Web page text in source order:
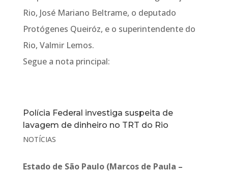
Rio, José Mariano Beltrame, o deputado
Protógenes Queiróz, e o superintendente do
Rio, Valmir Lemos.
Segue a nota principal:
Polícia Federal investiga suspeita de
lavagem de dinheiro no TRT do Rio
NOTÍCIAS
Estado de São Paulo (Marcos de Paula –